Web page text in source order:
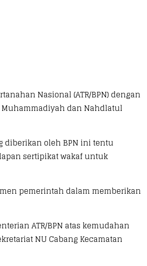
Nasional (ATR/BPN) dengan
dan Nahdlatul
diberikan oleh BPN ini tentu
sertipikat wakaf untuk
pemerintah dalam memberikan
ATR/BPN atas kemudahan
NU Cabang Kecamatan